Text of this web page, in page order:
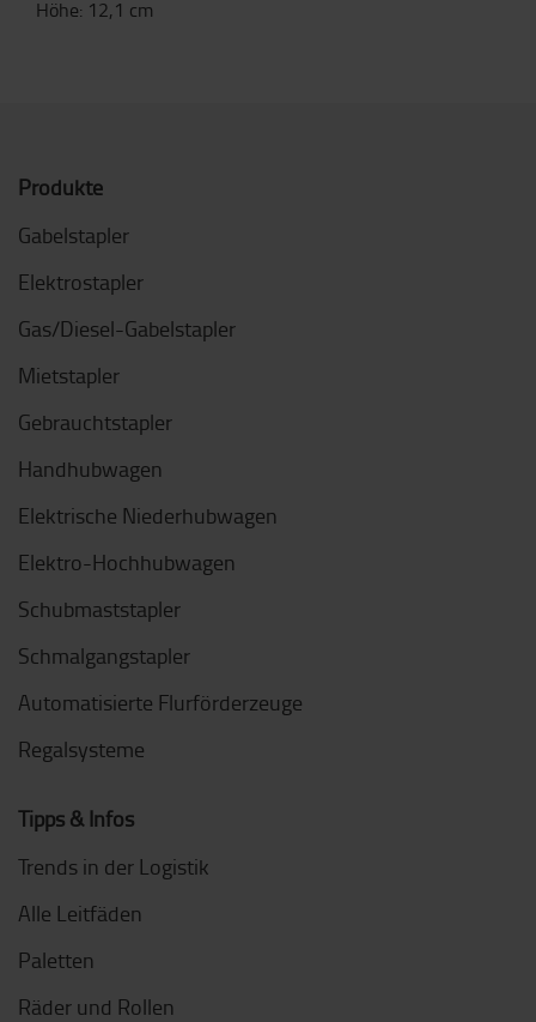
Höhe: 12,1 cm
Produkte
Gabelstapler
Elektrostapler
Gas/Diesel-Gabelstapler
Mietstapler
Gebrauchtstapler
Handhubwagen
Elektrische Niederhubwagen
Elektro-Hochhubwagen
Schubmaststapler
Schmalgangstapler
Automatisierte Flurförderzeuge
Regalsysteme
Tipps & Infos
Trends in der Logistik
Alle Leitfäden
Paletten
Räder und Rollen